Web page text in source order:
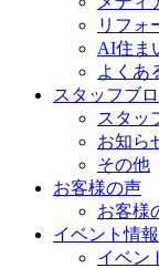
リフォ
AI住ま
よくあ
スタッフブ
スタッ
お知ら
その他
お客様の声
お客様
イベント情報
イベン